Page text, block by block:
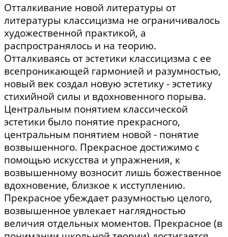
Отталкивание новой литературы от
литературы классицизма не ограничивалось
художественной практикой, а
распространялось и на теорию.
Отталкиваясь от эстетики классицизма с ее
всепроникающей гармонией и разумностью,
новый век создал новую эстетику - эстетику
стихийной силы и вдохновенного порыва.
Центральным понятием классической
эстетики было понятие прекрасного,
центральным понятием новой - понятие
возвышенного. Прекрасное достижимо с
помощью искусства и упражнения, к
возвышенному возносит лишь божественное
вдохновение, близкое к исступлению.
Прекрасное убеждает разумностью целого,
возвышенное увлекает наглядностью
величия отдельных моментов. Прекрасное (в